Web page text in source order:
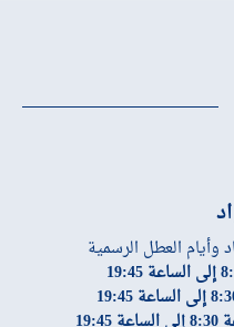
وأيام العطل الرسمية